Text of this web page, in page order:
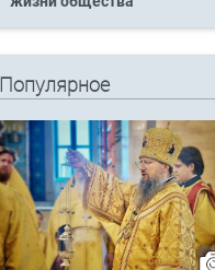
Популярное